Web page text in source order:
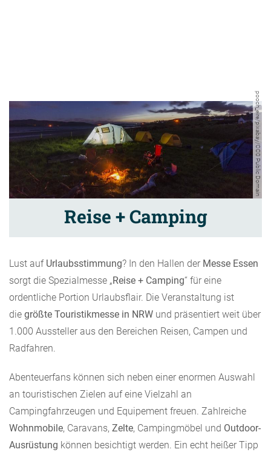
pooch_eire/pixabay/CC0 Public Domain
Reise + Camping
Lust auf Urlaubsstimmung? In den Hallen der Messe Essen
sorgt die Spezialmesse „Reise + Camping“ für eine
ordentliche Portion Urlaubsflair. Die Veranstaltung ist
die größte Touristikmesse in NRW und präsentiert weit über
1.000 Aussteller aus den Bereichen Reisen, Campen und
Radfahren.
Abenteuerfans können sich neben einer enormen Auswahl
an touristischen Zielen auf eine Vielzahl an
Campingfahrzeugen und Equipement freuen. Zahlreiche
Wohnmobile, Caravans, Zelte, Campingmöbel und Outdoor-
Ausrüstung können besichtigt werden. Ein echt heißer Tipp